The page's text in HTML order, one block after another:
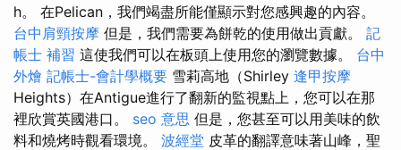
h。 在Pelican，我們竭盡所能僅顯示對您感興趣的內容。
台中肩頸按摩 但是，我們需要為餅乾的使用做出貢獻。 記
帳士 補習 這使我們可以在板頭上使用您的瀏覽數據。 台中
外燴 記帳士-會計學概要 雪莉高地（Shirley 逢甲按摩
Heights）在Antigue進行了翻新的監視點上，您可以在那
裡欣賞英國港口。 seo 意思 但是，您甚至可以用美味的飲
料和燒烤時觀看環境。 波經堂 皮革的翻譯意味著山峰，聖